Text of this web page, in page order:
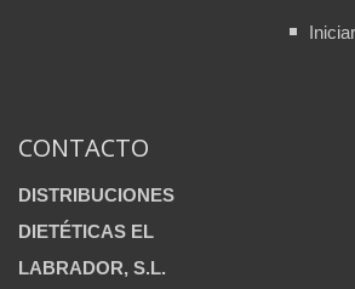
CONTACTO
DISTRIBUCIONES
DIETÉTICAS EL
LABRADOR, S.L.